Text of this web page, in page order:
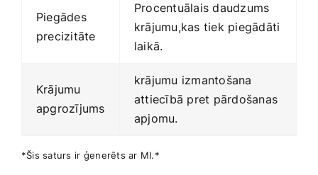
Piegādes​
precizitāte
Procentuālais daudzums⁤
krājumu,kas tiek piegādāti
laikā.
Krājumu ​
apgrozījums
krājumu izmantošana
attiecībā pret pārdošanas ​
apjomu.
*Šis saturs ir⁤ ģenerēts⁤ ar MI.*